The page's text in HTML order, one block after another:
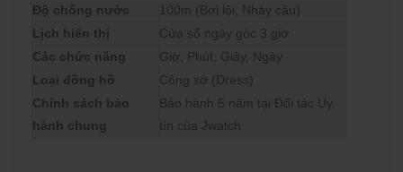
Độ chống nước
100m (Bơi lội, Nhảy cầu)
Lịch hiển thị
Cửa sổ ngày góc 3 giờ
Các chức năng
Giờ, Phút, Giây, Ngày
Loại đồng hồ
Công sở (Dress)
Chính sách bảo
hành chung
Bảo hành 5 năm tại Đối tác Uy
tín của Jwatch